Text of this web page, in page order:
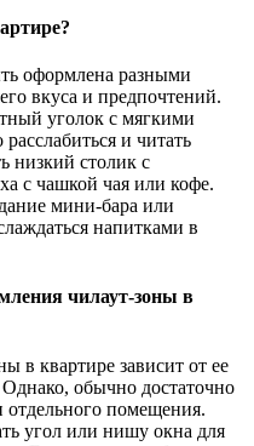
оформлена разными
вкуса и предпочтений.
уголок с мягкими
и читать
низкий столик с
с чашкой чая или кофе.
мини-бара или
напитками в
чилаут-зоны в
в квартире зависит от ее
обычно достаточно
отдельного помещения.
угол или нишу окна для